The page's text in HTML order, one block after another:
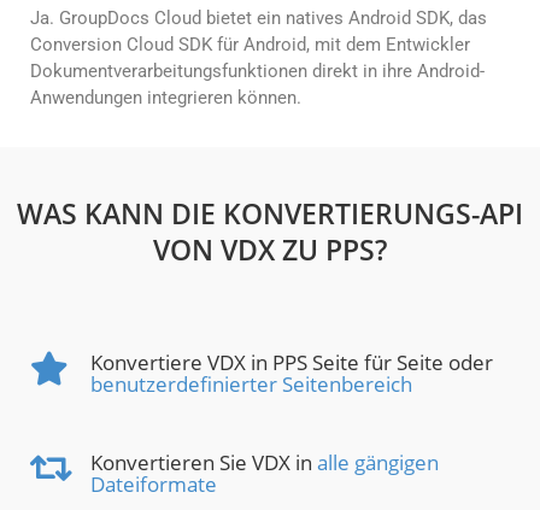
Ja. GroupDocs Cloud bietet ein natives Android SDK, das
Conversion Cloud SDK für Android, mit dem Entwickler
Dokumentverarbeitungsfunktionen direkt in ihre Android-
Anwendungen integrieren können.
WAS KANN DIE KONVERTIERUNGS-API
VON VDX ZU PPS?
Konvertiere VDX in PPS Seite für Seite oder
benutzerdefinierter Seitenbereich
Konvertieren Sie VDX in alle gängigen
Dateiformate